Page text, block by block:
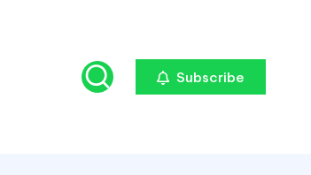
Subscribe